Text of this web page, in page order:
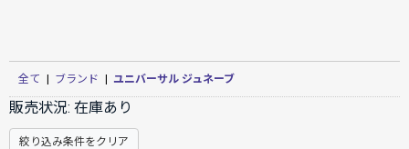
全て ブランド ユニバーサル ジュネーブ
販売状況: 在庫あり
絞り込み条件をクリア